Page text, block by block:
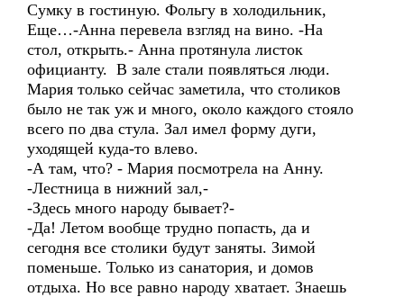
Сумку в гостиную. Фольгу в холодильник,
Еще…-Анна перевела взгляд на вино. -На
стол, открыть.- Анна протянула листок
официанту. В зале стали появляться люди.
Мария только сейчас заметила, что столиков
было не так уж и много, около каждого стояло
всего по два стула. Зал имел форму дуги,
уходящей куда-то влево.
-А там, что? - Мария посмотрела на Анну.
-Лестница в нижний зал,-
-Здесь много народу бывает?-
-Да! Летом вообще трудно попасть, да и
сегодня все столики будут заняты. Зимой
поменьше. Только из санатория, и домов
отдыха. Но все равно народу хватает. Знаешь